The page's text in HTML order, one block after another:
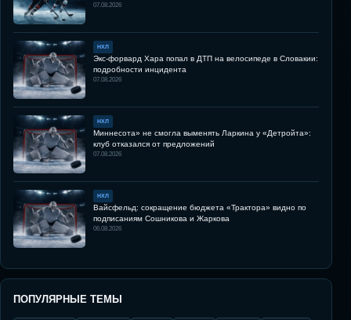
07.08.2026
НХЛ
Экс-форвард Хара попал в ДТП на велосипеде в Словакии:
подробности инцидента
07.08.2026
НХЛ
Миннесота» не смогла выменять Ларкина у «Детройта»:
клуб отказался от предложений
07.08.2026
НХЛ
Вайсфельд: сокращение бюджета «Трактора» видно по
подписаниям Сошникова и Жаркова
06.08.2026
ПОПУЛЯРНЫЕ ТЕМЫ